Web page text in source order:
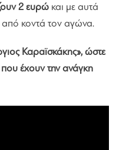
2 ευρώ και με αυτά
από κοντά τον αγώνα.
Καραϊσκάκης», ώστε
έχουν την ανάγκη